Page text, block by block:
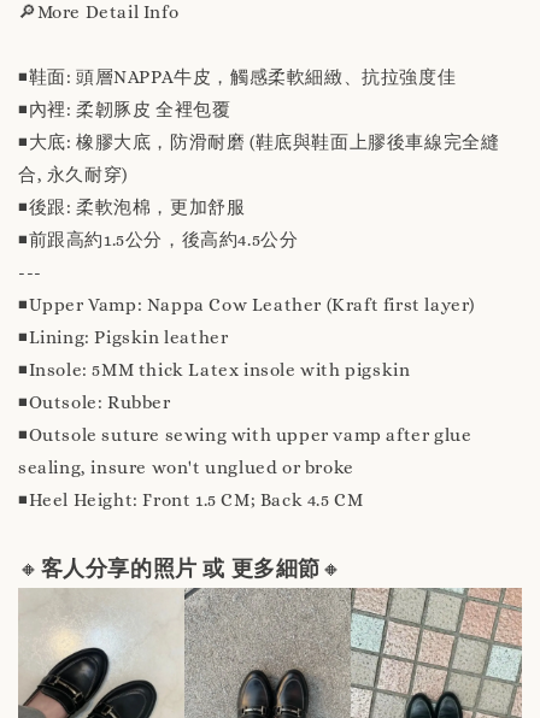
🔎More Detail Info
◾️鞋面: 頭層NAPPA牛皮，觸感柔軟細緻、抗拉強度佳
◾️內裡: 柔韌豚皮 全裡包覆
◾️大底: 橡膠大底，防滑耐磨 (鞋底與鞋面上膠後車線完全縫
合, 永久耐穿)
◾️後跟: 柔軟泡棉，更加舒服
◾️前跟高約1.5公分，後高約4.5公分
---
◾️Upper Vamp: Nappa Cow Leather (Kraft first layer)
◾️Lining: Pigskin leather
◾️Insole: 5MM thick Latex insole with pigskin
◾️Outsole: Rubber
◾️Outsole suture sewing with upper vamp after glue
sealing, insure won't unglued or broke
◾️Heel Height: Front 1.5 CM; Back 4.5 CM
🔸 客人分享的照片 或 更多細節 🔸